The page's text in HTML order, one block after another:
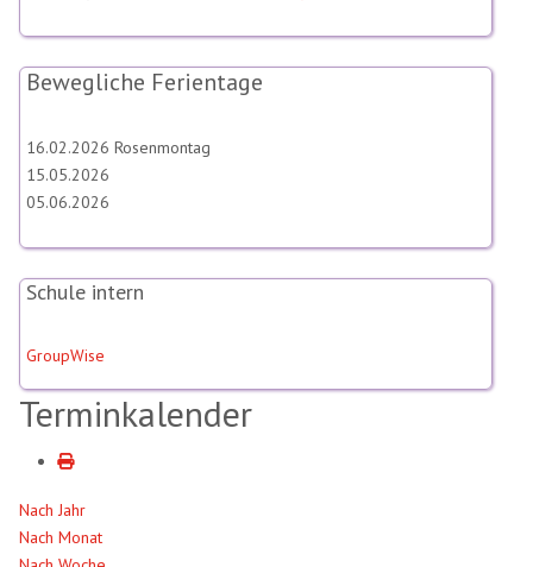
Bewegliche Ferientage
16.02.2026 Rosenmontag
15.05.2026
05.06.2026
Schule intern
GroupWise
Terminkalender
Nach Jahr
Nach Monat